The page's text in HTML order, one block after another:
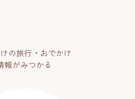
の旅行・おでかけ
報がみつかる